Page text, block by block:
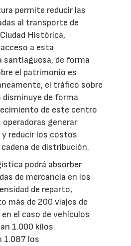
permite reducir las
al transporte de
Histórica,
a esta
santiaguesa, de forma
el patrimonio es
el tráfico sobre
disminuye de forma
de este centro
generar
reducir los costos
de distribución.
podrá absorber
de mercancía en los
de reparto,
más de 200 viajes de
el caso de vehículos
1.000 kilos.
1.087 los